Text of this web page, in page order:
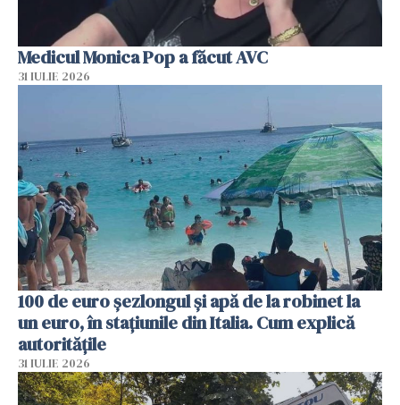
Medicul Monica Pop a făcut AVC
31 IULIE 2026
100 de euro șezlongul și apă de la robinet la
un euro, în stațiunile din Italia. Cum explică
autoritățile
31 IULIE 2026